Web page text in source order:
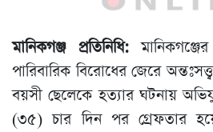
মানিকগঞ্জ প্রতিনিধি:
পারিবারিক বিরোধের জেরে
বয়সী ছেলেকে হত্যার ঘটনায়
(৩৫) চার দিন পর গ্রেফতার